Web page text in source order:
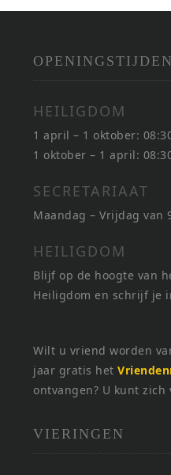
OPENINGSTIJDEN
HEILIGDOM
1 april – 1 oktober:
1 oktober – 1 april:
SECRETARIAAT
Maandag – Vrijdag van
HEILIGDOM
Blijf op de hoogte van
Heiligdom en schrijf je
Wilt u vriend worden
jaar gratis het
ontvangen? U kunt zich
VIERINGEN